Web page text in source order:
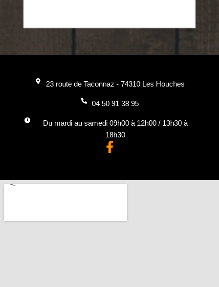
23 route de Taconnaz - 74310 Les Houches
04 50 91 38 95
Du mardi au samedi 09h00 à 12h00 / 13h30 à
18h30